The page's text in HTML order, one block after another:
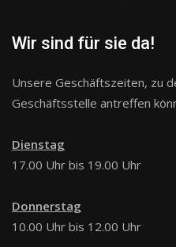
Wir sind für sie da!
Unsere Geschäftszeiten, zu
Geschäftsstelle antreffen
Dienstag
17.00 Uhr bis 19.00 Uhr
Donnerstag
10.00 Uhr bis 12.00 Uhr